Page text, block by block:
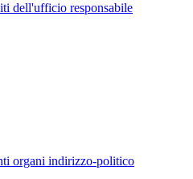
dell'ufficio responsabile
organi indirizzo-politico